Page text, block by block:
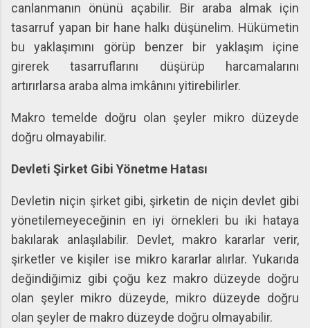
canlanmanın önünü açabilir. Bir araba almak için
tasarruf yapan bir hane halkı düşünelim. Hükümetin
bu yaklaşımını görüp benzer bir yaklaşım içine
girerek tasarruflarını düşürüp harcamalarını
artırırlarsa araba alma imkânını yitirebilirler.
Makro temelde doğru olan şeyler mikro düzeyde
doğru olmayabilir.
Devleti Şirket Gibi Yönetme Hatası
Devletin niçin şirket gibi, şirketin de niçin devlet gibi
yönetilemeyeceğinin en iyi örnekleri bu iki hataya
bakılarak anlaşılabilir. Devlet, makro kararlar verir,
şirketler ve kişiler ise mikro kararlar alırlar. Yukarıda
değindiğimiz gibi çoğu kez makro düzeyde doğru
olan şeyler mikro düzeyde, mikro düzeyde doğru
olan şeyler de makro düzeyde doğru olmayabilir.